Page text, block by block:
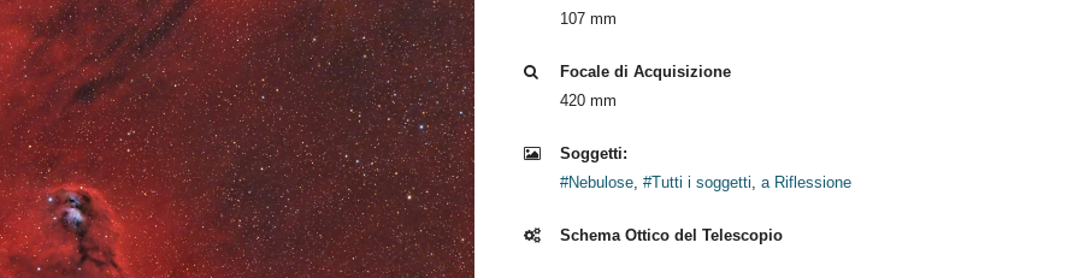
107 mm
Focale di Acquisizione
420 mm
Soggetti:
#Nebulose, #Tutti i soggetti, a Riflessione
Schema Ottico del Telescopio